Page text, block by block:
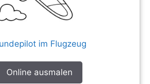
im Flugzeug
Online ausmalen